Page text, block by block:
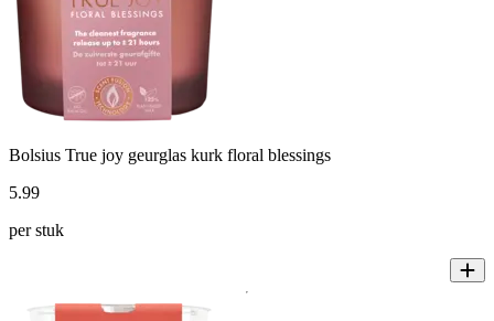
Bolsius True joy geurglas kurk floral blessings
5.99
per stuk